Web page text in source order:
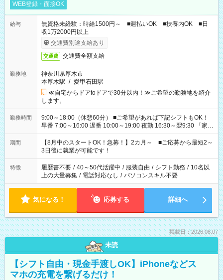
WEB登録・面接OK
給与
無資格未経験：時給1500円～ ■週払いOK ■扶養内OK ■日
収1万2000円以上
交通費別途支給あり
交通費 交通費全額支給
勤務地
神奈川県厚木市
本厚木駅 / 愛甲石田駅
≪自宅からドアtoドアで30分以内！≫ご希望の勤務地を紹介
します。
勤務時間
9:00～18:00（休憩60分） ■ご希望があれば下記シフトもOK！
早番 7:00～16:00 遅番 10:00～19:00 夜勤 16:30～翌9:30 「家族
と休みを合わせたい」 「余裕を持って夕飯の準備がしたい」
「できれば残業はしたくない」 など、ご希望を教えてください
ね。 ※Wワーク希望の方へ 今ご覧のお仕事で希望する勤務時間
と、もう1つのお仕事の勤務時間。 合計で週40時間を超える場
合は応募できません。
期間
【8月中のスタートOK！急募！】2カ月～ ■ご応募から最短2～
3日後に就業が可能です！
特徴 履歴書不要 / 40～50代活躍中 / 服装自由 / シフト勤務 / 10名以
上の大量募集 / 電話対応なし / パソコンスキル不要
気になる！ 応募する 詳細へ
掲載日：2026.08.07
未読
【シフト自由・現金手渡しOK】iPhoneなどス
マホの充電を繋げるだけ！